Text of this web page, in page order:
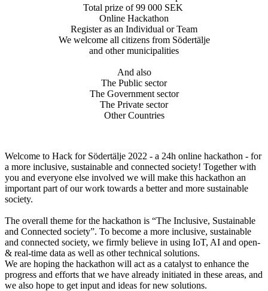
Total prize of 99 000 SEK
Online Hackathon
Register as an Individual or Team
We welcome all citizens from Södertälje
and other municipalities
And also
The Public sector
The Government sector
The Private sector
Other Countries
Welcome to Hack for Södertälje 2022 - a 24h online hackathon - for
a more inclusive, sustainable and connected society! Together with
you and everyone else involved we will make this hackathon an
important part of our work towards a better and more sustainable
society.
The overall theme for the hackathon is “The Inclusive, Sustainable
and Connected society”. To become a more inclusive, sustainable
and connected society, we firmly believe in using IoT, AI and open-
& real-time data as well as other technical solutions.
We are hoping the hackathon will act as a catalyst to enhance the
progress and efforts that we have already initiated in these areas, and
we also hope to get input and ideas for new solutions.